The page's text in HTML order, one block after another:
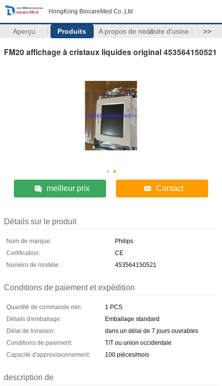
HongKong BiocareMed Co.,Ltd
Aperçu Produits A propos de nousVisite d'usine >>
FM20 affichage à cristaux liquides original 453564150521
meilleur prix Contact
Détails sur le produit
Nom de marque:
Philips
Certification:
CE
Numéro de modèle:
453564150521
Conditions de paiement et expédition
Quantité de commande min:
1 PCS
Détails d'emballage:
Emballage standard
Délai de livraison:
dans un délai de 7 jours ouvrables
Conditions de paiement:
T/T ou union occidentale
Capacité d'approvisionnement:
100 pièces/mois
description de